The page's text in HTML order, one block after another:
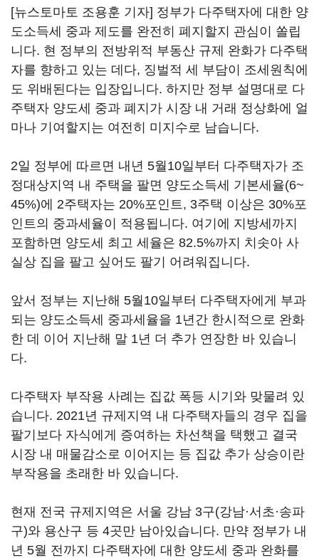
[뉴스토마토 조용훈 기자] 정부가 다주택자에 대한 양
도소득세 중과 제도를 완전히 폐지할지 관심이 쏠립
니다. 현 정부의 전방위적 부동산 규제 완화가 다주택
자를 향하고 있는 데다, 징벌적 세 부담이 조세원칙에
도 위배된다는 입장입니다. 하지만 정부 설명대로 다
주택자 양도세 중과 폐지가 시장 내 거래 정상화에 얼
마나 기여할지는 여전히 미지수로 남습니다.
2일 정부에 따르면 내년 5월10일부터 다주택자가 조
정대상지역 내 주택을 팔면 양도소득세 기본세율(6~
45%)에 2주택자는 20%포인트, 3주택 이상은 30%포
인트의 중과세율이 적용됩니다. 여기에 지방세까지
포함하면 양도세 최고 세율은 82.5%까지 치솟아 사
실상 집을 팔고 싶어도 팔기 어려워집니다.
앞서 정부는 지난해 5월10일부터 다주택자에게 부과
되는 양도소득세 중과세율을 1년간 한시적으로 완화
한 데 이어 지난해 말 1년 더 추가 연장한 바 있습니
다.
다주택자 부작용 사례는 집값 폭등 시기와 맞물려 있
습니다. 2021년 규제지역 내 다주택자들의 경우 집을
팔기보다 자식에게 증여하는 차선책을 택했고 결국
시장 내 매물감소로 이어지는 등 집값 추가 상승이란
부작용을 초래한 바 있습니다.
현재 전국 규제지역은 서울 강남 3구(강남·서초·송파
구)와 용산구 등 4곳만 남아있습니다. 만약 정부가 내
년 5월 전까지 다주택자에 대한 양도세 중과 완화를